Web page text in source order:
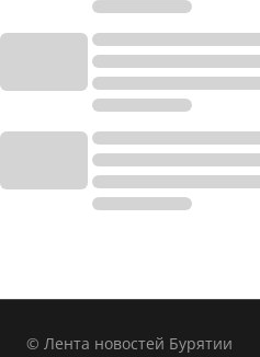
© Лента новостей Бурятии